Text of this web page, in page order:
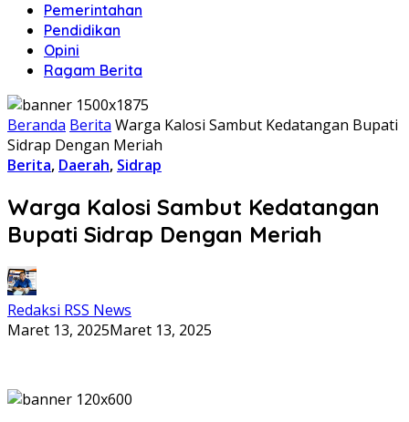
Pemerintahan
Pendidikan
Opini
Ragam Berita
Beranda Berita Warga Kalosi Sambut Kedatangan Bupati
Sidrap Dengan Meriah
Berita, Daerah, Sidrap
Warga Kalosi Sambut Kedatangan
Bupati Sidrap Dengan Meriah
Redaksi RSS News
Maret 13, 2025Maret 13, 2025